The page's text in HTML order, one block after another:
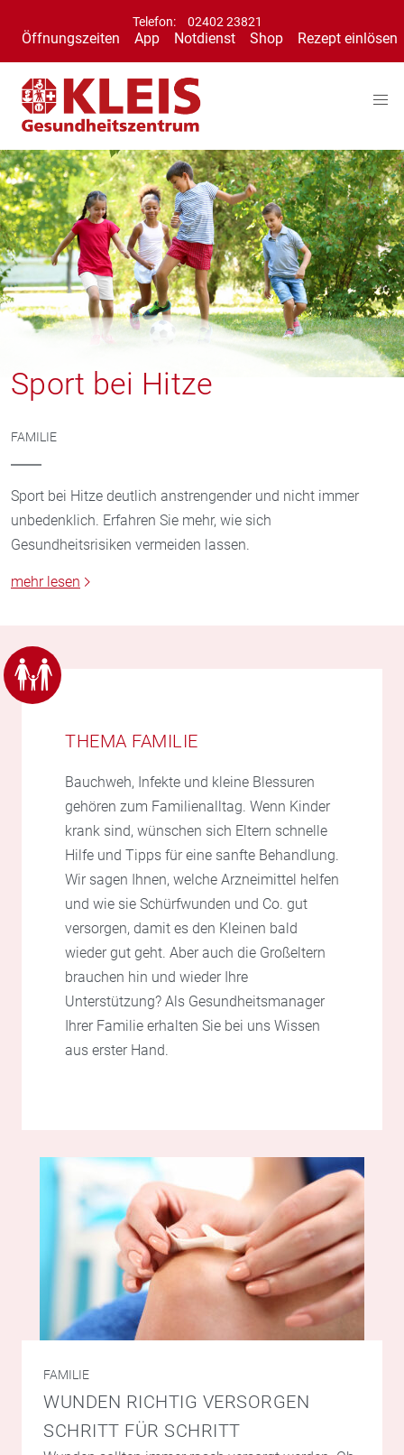
Telefon: 02402 23821
Öffnungszeiten App Notdienst Shop Rezept einlösen
Sport bei Hitze
FAMILIE
Sport bei Hitze deutlich anstrengender und nicht immer
unbedenklich. Erfahren Sie mehr, wie sich
Gesundheitsrisiken vermeiden lassen.
mehr lesen
THEMA FAMILIE
Bauchweh, Infekte und kleine Blessuren
gehören zum Familienalltag. Wenn Kinder
krank sind, wünschen sich Eltern schnelle
Hilfe und Tipps für eine sanfte Behandlung.
Wir sagen Ihnen, welche Arzneimittel helfen
und wie sie Schürfwunden und Co. gut
versorgen, damit es den Kleinen bald
wieder gut geht. Aber auch die Großeltern
brauchen hin und wieder Ihre
Unterstützung? Als Gesundheitsmanager
Ihrer Familie erhalten Sie bei uns Wissen
aus erster Hand.
FAMILIE
WUNDEN RICHTIG VERSORGEN
SCHRITT FÜR SCHRITT